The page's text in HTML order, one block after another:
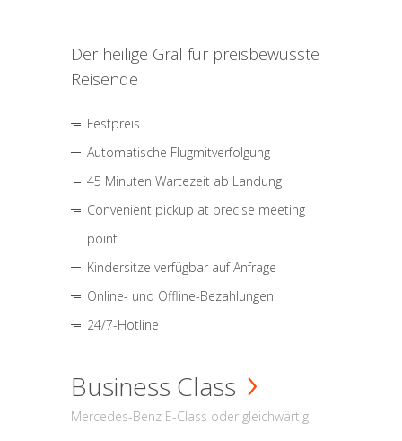
Der heilige Gral für preisbewusste
Reisende
Festpreis
Automatische Flugmitverfolgung
45 Minuten Wartezeit ab Landung
Convenient pickup at precise meeting
point
Kindersitze verfügbar auf Anfrage
Online- und Offline-Bezahlungen
24/7-Hotline
Business Class
Mercedes-Benz E-Class oder gleichwärtig